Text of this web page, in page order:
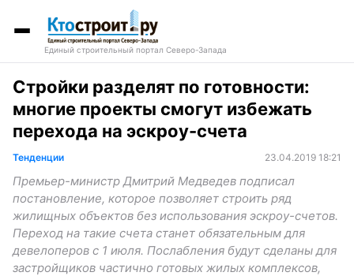
Единый строительный портал Северо-Запада
Стройки разделят по готовности:
многие проекты смогут избежать
перехода на эскроу-счета
Тенденции 23.04.2019 18:21
Премьер-министр Дмитрий Медведев подписал
постановление, которое позволяет строить ряд
жилищных объектов без использования эскроу-счетов.
Переход на такие счета станет обязательным для
девелоперов с 1 июля. Послабления будут сделаны для
застройщиков частично готовых жилых комплексов,